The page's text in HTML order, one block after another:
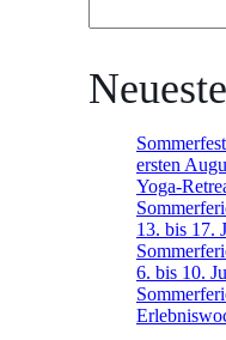
ersten
Yoga-
13. bis 17.
6. bis 10.